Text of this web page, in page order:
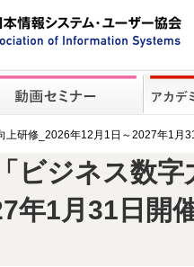
上研修_2026年12月1日～2027年1月
ビジネス数
年1月31日開